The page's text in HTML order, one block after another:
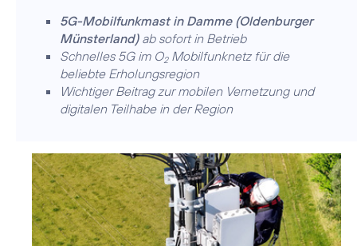
5G-Mobilfunkmast in Damme (Oldenburger
Münsterland)ab sofort in Betrieb
Schnelles 5G im O2Mobilfunknetz für die
beliebte Erholungsregion
Wichtiger Beitrag zur mobilen Vernetzung und
digitalen Teilhabe in der Region